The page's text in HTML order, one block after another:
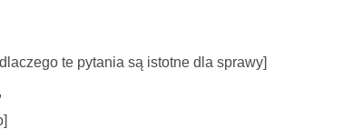
te pytania są istotne dla sprawy]